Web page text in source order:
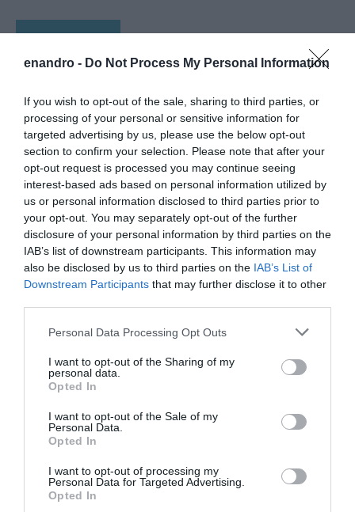
enandro - Do Not Process My Personal Information
If you wish to opt-out of the sale, sharing to third parties, or
processing of your personal or sensitive information for
targeted advertising by us, please use the below opt-out
section to confirm your selection. Please note that after your
opt-out request is processed you may continue seeing
interest-based ads based on personal information utilized by
us or personal information disclosed to third parties prior to
your opt-out. You may separately opt-out of the further
disclosure of your personal information by third parties on the
IAB’s list of downstream participants. This information may
also be disclosed by us to third parties on the IAB’s List of
Downstream Participants that may further disclose it to other
Please note that this website/app uses one or more Google
not limited to your visit or usage behaviour. You may click to
grant or deny consent to Google and its third-party tags to
use your data for below specified purposes in below Google
consent section.
Personal Data Processing Opt Outs
I want to opt-out of the Sharing of my
personal data.
Opted In
I want to opt-out of the Sale of my
Personal Data.
Opted In
I want to opt-out of processing my
Personal Data for Targeted Advertising.
Opted In